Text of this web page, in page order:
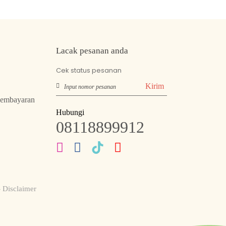
Lacak pesanan anda
Cek status pesanan
Kirim
Hubungi
08118899912
Disclaimer